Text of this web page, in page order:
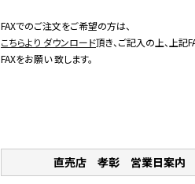
FAXでのご注文をご希望の方は、
こちらより ダウンロード頂き、ご記入の上、上記
FAXをお願い 致します。
直売店 孝彰 営業日案内